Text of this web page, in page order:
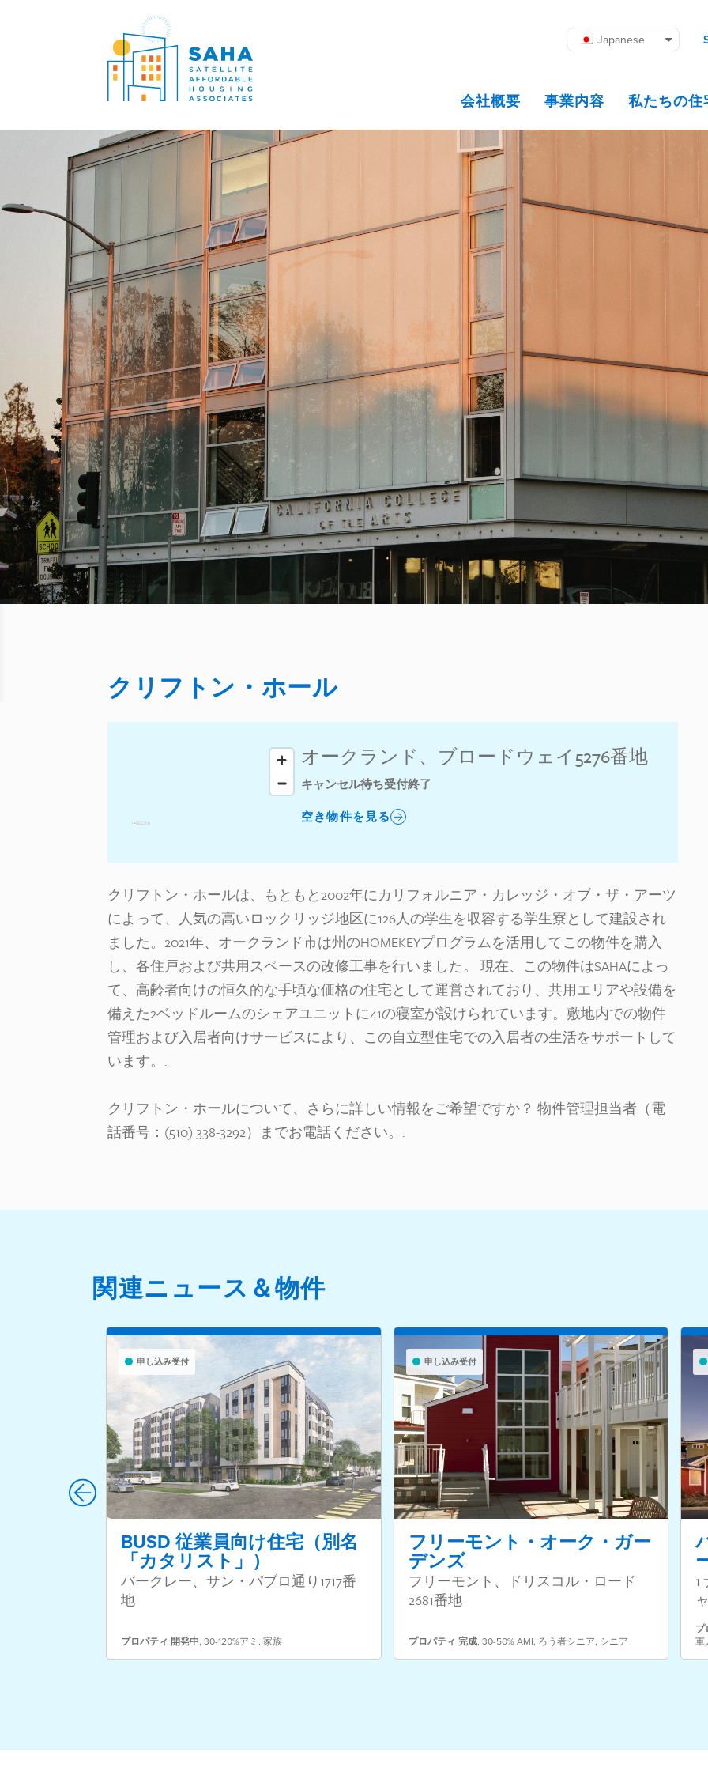
Japanese
会社概要 事業内容 私たちの住
クリフトン・ホール
オークランド、ブロードウェイ5276番地
キャンセル待ち受付終了
空き物件を見る
クリフトン・ホールは、もともと2002年にカリフォルニア・カレッジ・オブ・ザ・アーツ
によって、人気の高いロックリッジ地区に126人の学生を収容する学生寮として建設され
ました。2021年、オークランド市は州のHOMEKEYプログラムを活用してこの物件を購入
し、各住戸および共用スペースの改修工事を行いました。 現在、この物件はSAHAによっ
て、高齢者向けの恒久的な手頃な価格の住宅として運営されており、共用エリアや設備を
備えた2ベッドルームのシェアユニットに41の寝室が設けられています。敷地内での物件
管理および入居者向けサービスにより、この自立型住宅での入居者の生活をサポートして
います。.
クリフトン・ホールについて、さらに詳しい情報をご希望ですか？ 物件管理担当者（電
話番号：(510) 338-3292）までお電話ください。.
関連ニュース＆物件
申し込み受付
BUSD 従業員向け住宅（別名
「カタリスト」）
バークレー、サン・パブロ通り1717番
地
プロパティ 開発中, 30-120%アミ , 家族
申し込み受付
フリーモント・オーク・ガー
デンズ
フリーモント、ドリスコル・ロード
2681番地
プロパティ 完成, 30-50% AMI, ろう者シニア, シニア
1
プ
軍